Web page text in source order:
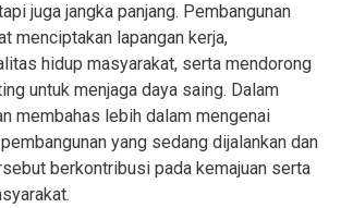
juga jangka panjang. Pembangunan
menciptakan lapangan kerja,
hidup masyarakat, serta mendorong
untuk menjaga daya saing. Dalam
membahas lebih dalam mengenai
yang sedang dijalankan dan
berkontribusi pada kemajuan serta